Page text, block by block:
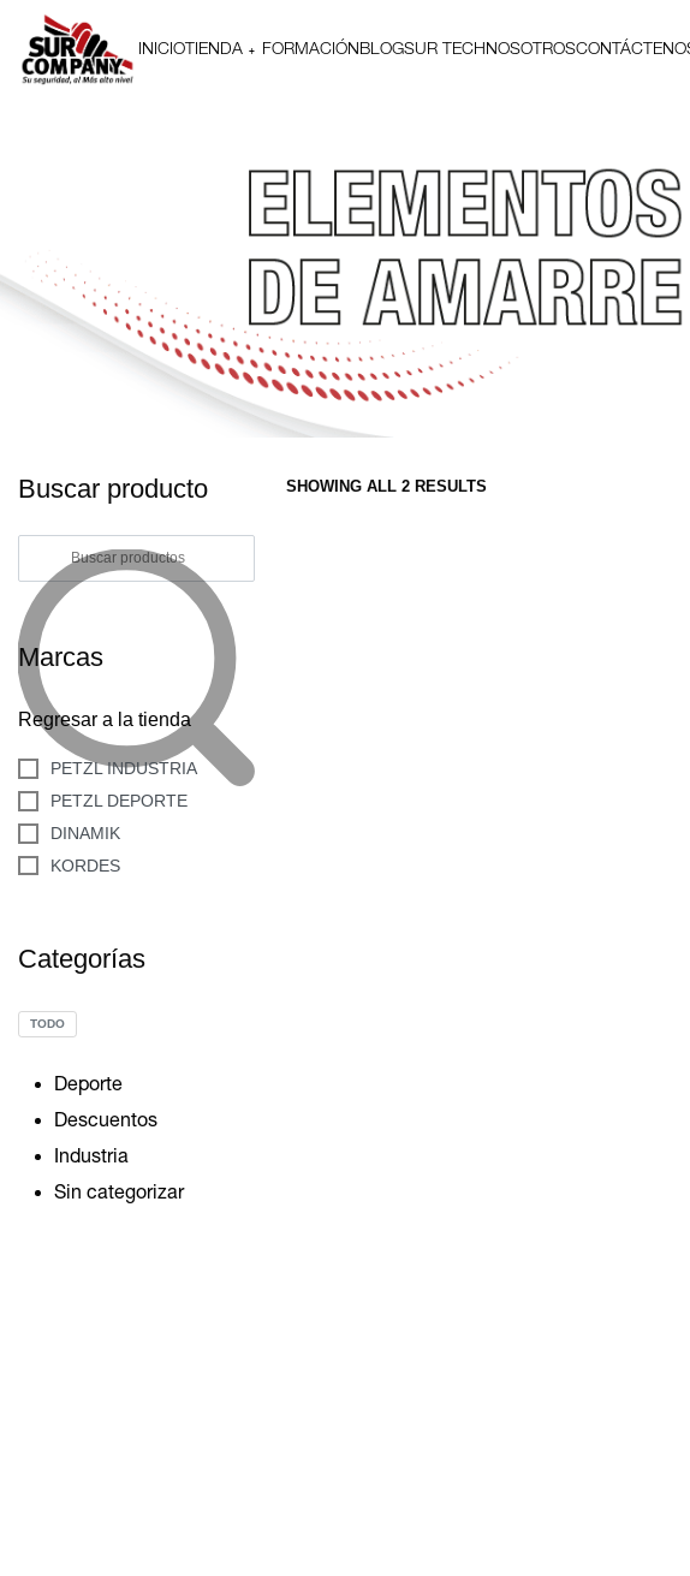
INICIO TIENDA FORMACIÓNBLOGSUR TECHNOSOTROS
Buscar producto
Marcas
Regresar a la tienda
PETZL INDUSTRIA
PETZL DEPORTE
DINAMIK
KORDES
Categorías
TODO
Deporte
Descuentos
Industria
Sin categorizar
SHOWING ALL 2 RESULTS